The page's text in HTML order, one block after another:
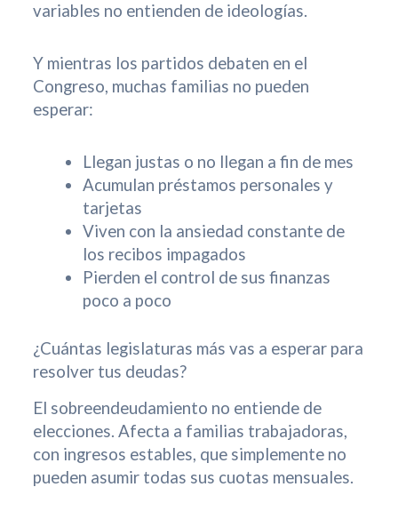
variables no entienden de ideologías.
Y mientras los partidos debaten en el
Congreso, muchas familias no pueden
esperar:
Llegan justas o no llegan a fin de mes
Acumulan préstamos personales y
tarjetas
Viven con la ansiedad constante de
los recibos impagados
Pierden el control de sus finanzas
poco a poco
¿Cuántas legislaturas más vas a esperar para
resolver tus deudas?
El sobreendeudamiento no entiende de
elecciones. Afecta a familias trabajadoras,
con ingresos estables, que simplemente no
pueden asumir todas sus cuotas mensuales.